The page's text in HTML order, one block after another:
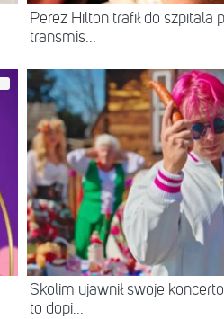
Perez Hilton trafił do szpitala
transmis...
Skolim ujawnił swoje
to dopi...